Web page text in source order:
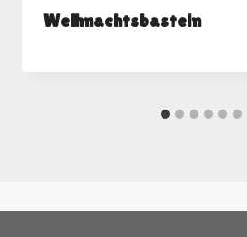
Weihnachtsbasteln